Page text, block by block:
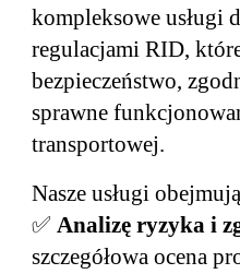
kompleksowe usługi
regulacjami RID,
bezpieczeństwo,
sprawne
transportowej.
Nasze usługi
✅Analizę ryzyka i
szczegółowa ocena